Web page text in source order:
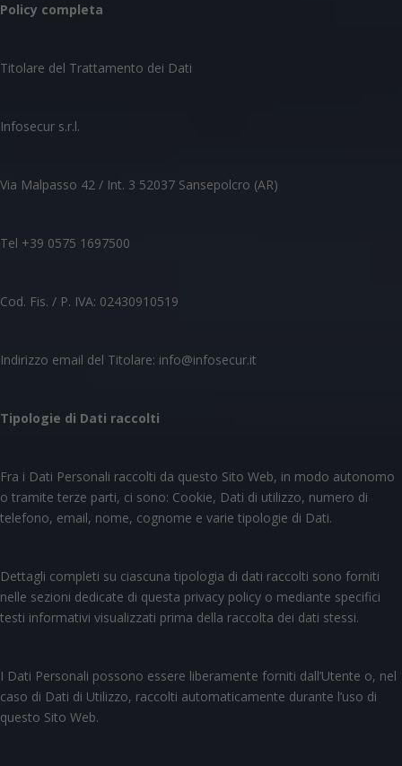
Policy completa
Titolare del Trattamento dei Dati
Infosecur s.r.l.
Via Malpasso 42 / Int. 3 52037 Sansepolcro (AR)
Tel +39 0575 1697500
Cod. Fis. / P. IVA: 02430910519
Indirizzo email del Titolare: info@infosecur.it
Tipologie di Dati raccolti
Fra i Dati Personali raccolti da questo Sito Web, in modo autonomo
o tramite terze parti, ci sono: Cookie, Dati di utilizzo, numero di
telefono, email, nome, cognome e varie tipologie di Dati.
Dettagli completi su ciascuna tipologia di dati raccolti sono forniti
nelle sezioni dedicate di questa privacy policy o mediante specifici
testi informativi visualizzati prima della raccolta dei dati stessi.
I Dati Personali possono essere liberamente forniti dall’Utente o, nel
caso di Dati di Utilizzo, raccolti automaticamente durante l’uso di
questo Sito Web.